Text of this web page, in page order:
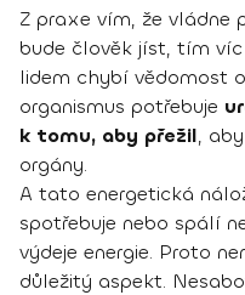
Z praxe vím, že vládne
bude člověk jíst, tím
lidem chybí vědomost
organismus potřebuje
k tomu, aby přežil,
orgány.
A tato energetická
spotřebuje nebo spálí
výdeje energie. Proto
důležitý aspekt.